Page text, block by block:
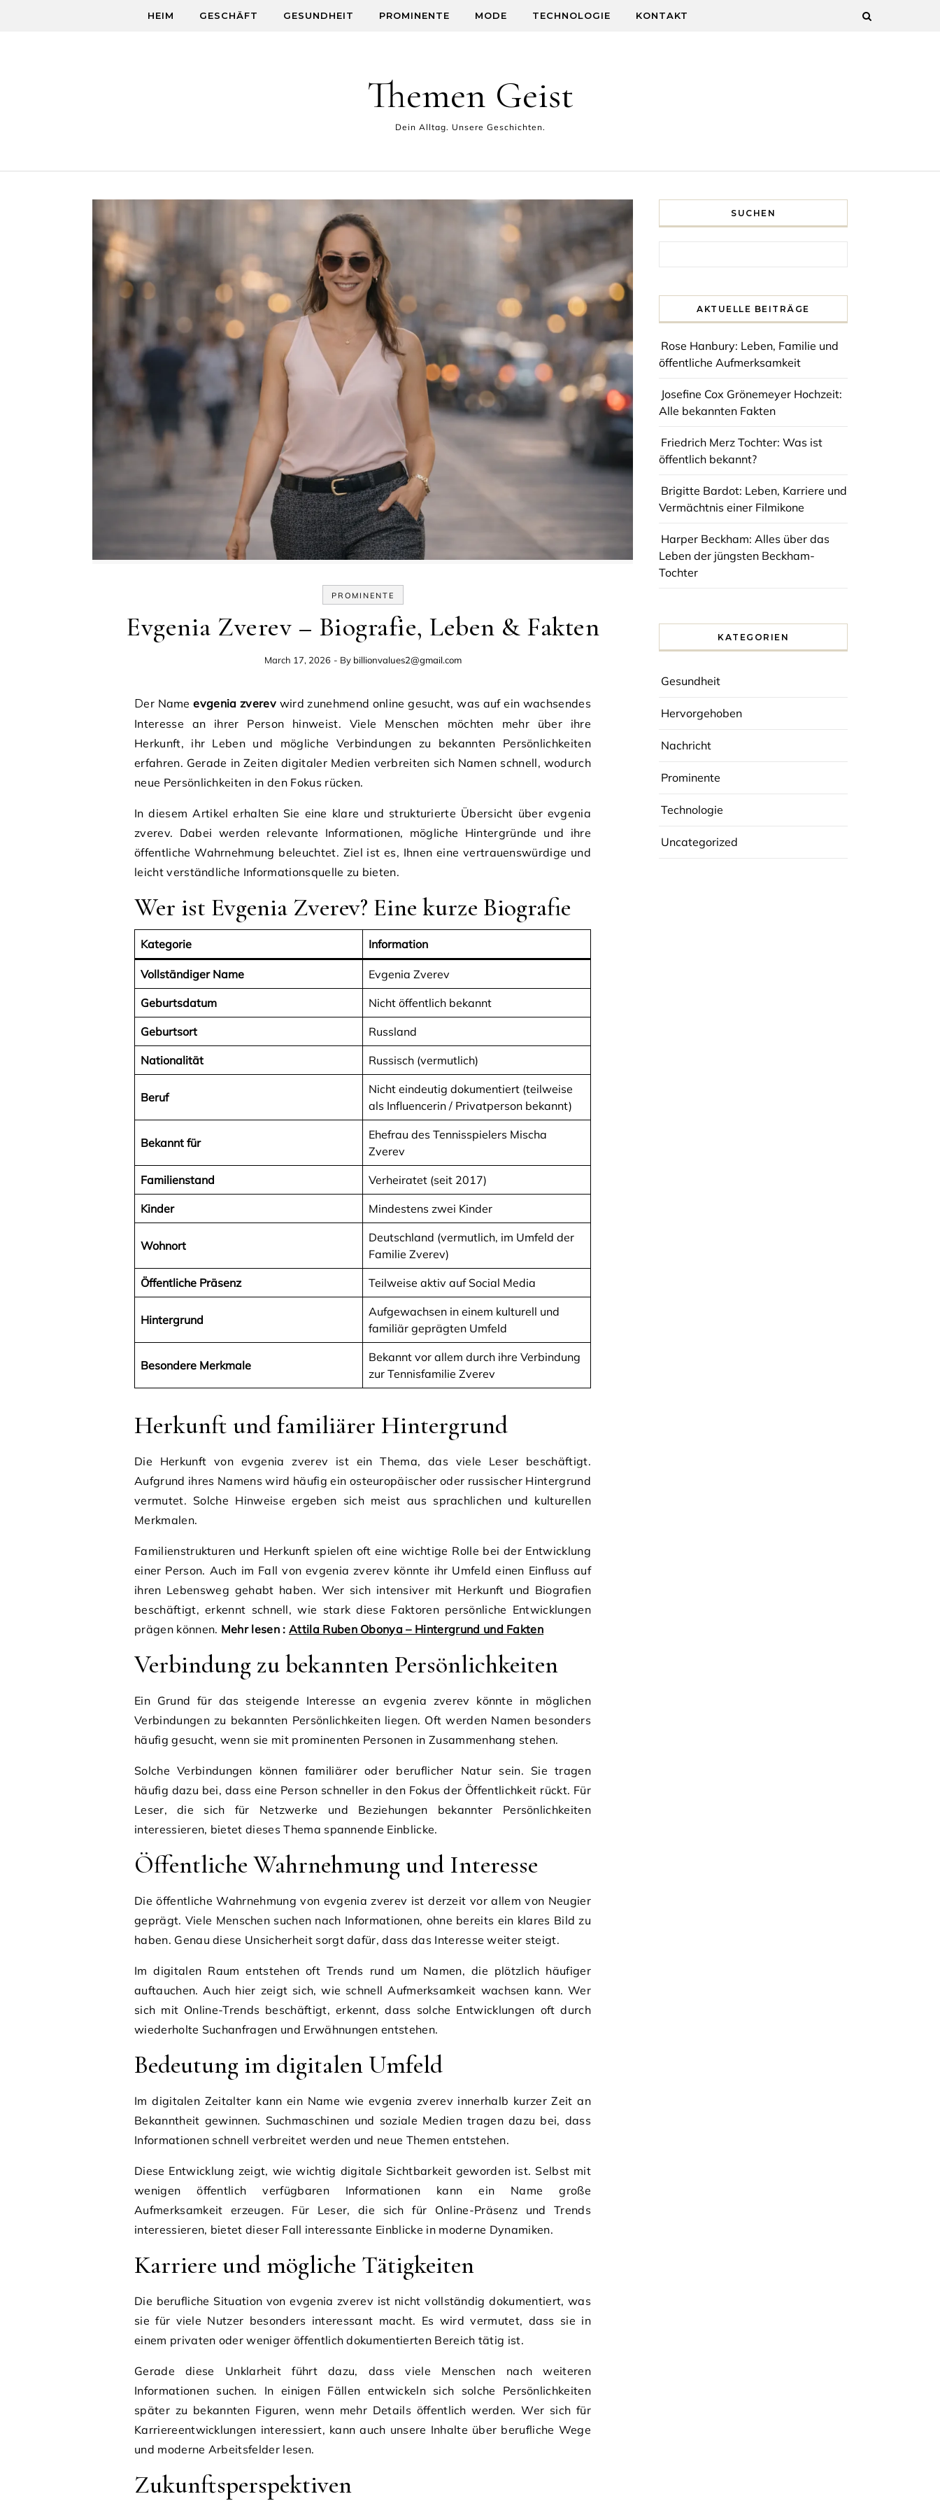
HEIM GESCHÄFT GESUNDHEIT PROMINENTE MODE TECHNOLOGIE KONTAKT
Themen Geist
Dein Alltag. Unsere Geschichten.
PROMINENTE
Evgenia Zverev – Biografie, Leben & Fakten
March 17, 2026 - By billionvalues2@gmail.com
Der Nameevgenia zverev wird zunehmend online gesucht, was auf ein wachsendes
Interesse an ihrer Person hinweist. Viele Menschen möchten mehr über ihre
Herkunft, ihr Leben und mögliche Verbindungen zu bekannten Persönlichkeiten
erfahren. Gerade in Zeiten digitaler Medien verbreiten sich Namen schnell, wodurch
neue Persönlichkeiten in den Fokus rücken.
In diesem Artikel erhalten Sie eine klare und strukturierte Übersicht über evgenia
zverev. Dabei werden relevante Informationen, mögliche Hintergründe und ihre
öffentliche Wahrnehmung beleuchtet. Ziel ist es, Ihnen eine vertrauenswürdige und
leicht verständliche Informationsquelle zu bieten.
Wer ist Evgenia Zverev? Eine kurze Biografie
Kategorie Information
Vollständiger Name Evgenia Zverev
Geburtsdatum Nicht öffentlich bekannt
Geburtsort Russland
Nationalität Russisch (vermutlich)
Beruf
Nicht eindeutig dokumentiert (teilweise
als Influencerin / Privatperson bekannt)
Bekannt für
Ehefrau des Tennisspielers Mischa
Zverev
Familienstand Verheiratet (seit 2017)
Kinder Mindestens zwei Kinder
Wohnort
Deutschland (vermutlich, im Umfeld der
Familie Zverev)
Öffentliche Präsenz Teilweise aktiv auf Social Media
Hintergrund
Aufgewachsen in einem kulturell und
familiär geprägten Umfeld
Besondere Merkmale
Bekannt vor allem durch ihre Verbindung
zur Tennisfamilie Zverev
Herkunft und familiärer Hintergrund
Die Herkunft von evgenia zverev ist ein Thema, das viele Leser beschäftigt.
Aufgrund ihres Namens wird häufig ein osteuropäischer oder russischer Hintergrund
vermutet. Solche Hinweise ergeben sich meist aus sprachlichen und kulturellen
Merkmalen.
Familienstrukturen und Herkunft spielen oft eine wichtige Rolle bei der Entwicklung
einer Person. Auch im Fall von evgenia zverev könnte ihr Umfeld einen Einfluss auf
ihren Lebensweg gehabt haben. Wer sich intensiver mit Herkunft und Biografien
beschäftigt, erkennt schnell, wie stark diese Faktoren persönliche Entwicklungen
prägen können. Mehr lesen : Attila Ruben Obonya – Hintergrund und Fakten
Verbindung zu bekannten Persönlichkeiten
Ein Grund für das steigende Interesse an evgenia zverev könnte in möglichen
Verbindungen zu bekannten Persönlichkeiten liegen. Oft werden Namen besonders
häufig gesucht, wenn sie mit prominenten Personen in Zusammenhang stehen.
Solche Verbindungen können familiärer oder beruflicher Natur sein. Sie tragen
häufig dazu bei, dass eine Person schneller in den Fokus der Öffentlichkeit rückt. Für
Leser, die sich für Netzwerke und Beziehungen bekannter Persönlichkeiten
interessieren, bietet dieses Thema spannende Einblicke.
Öffentliche Wahrnehmung und Interesse
Die öffentliche Wahrnehmung von evgenia zverev ist derzeit vor allem von Neugier
geprägt. Viele Menschen suchen nach Informationen, ohne bereits ein klares Bild zu
haben. Genau diese Unsicherheit sorgt dafür, dass das Interesse weiter steigt.
Im digitalen Raum entstehen oft Trends rund um Namen, die plötzlich häufiger
auftauchen. Auch hier zeigt sich, wie schnell Aufmerksamkeit wachsen kann. Wer
sich mit Online-Trends beschäftigt, erkennt, dass solche Entwicklungen oft durch
wiederholte Suchanfragen und Erwähnungen entstehen.
Bedeutung im digitalen Umfeld
Im digitalen Zeitalter kann ein Name wie evgenia zverev innerhalb kurzer Zeit an
Bekanntheit gewinnen. Suchmaschinen und soziale Medien tragen dazu bei, dass
Informationen schnell verbreitet werden und neue Themen entstehen.
Diese Entwicklung zeigt, wie wichtig digitale Sichtbarkeit geworden ist. Selbst mit
wenigen öffentlich verfügbaren Informationen kann ein Name große
Aufmerksamkeit erzeugen. Für Leser, die sich für Online-Präsenz und Trends
interessieren, bietet dieser Fall interessante Einblicke in moderne Dynamiken.
Karriere und mögliche Tätigkeiten
Die berufliche Situation von evgenia zverev ist nicht vollständig dokumentiert, was
sie für viele Nutzer besonders interessant macht. Es wird vermutet, dass sie in
einem privaten oder weniger öffentlich dokumentierten Bereich tätig ist.
Gerade diese Unklarheit führt dazu, dass viele Menschen nach weiteren
Informationen suchen. In einigen Fällen entwickeln sich solche Persönlichkeiten
später zu bekannten Figuren, wenn mehr Details öffentlich werden. Wer sich für
Karriereentwicklungen interessiert, kann auch unsere Inhalte über berufliche Wege
und moderne Arbeitsfelder lesen.
Zukunftsperspektiven
SUCHEN
AKTUELLE BEITRÄGE
Rose Hanbury: Leben, Familie und
öffentliche Aufmerksamkeit
Josefine Cox Grönemeyer Hochzeit:
Alle bekannten Fakten
Friedrich Merz Tochter: Was ist
öffentlich bekannt?
Brigitte Bardot: Leben, Karriere und
Vermächtnis einer Filmikone
Harper Beckham: Alles über das
Leben der jüngsten Beckham-
Tochter
KATEGORIEN
Gesundheit
Hervorgehoben
Nachricht
Prominente
Technologie
Uncategorized